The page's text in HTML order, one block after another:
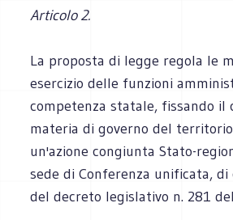
Articolo 2.
La proposta di legge regola le
esercizio delle funzioni
competenza statale, fissando il
materia di governo del
un'azione congiunta Stato-
sede di Conferenza unificata,
del decreto legislativo n. 281